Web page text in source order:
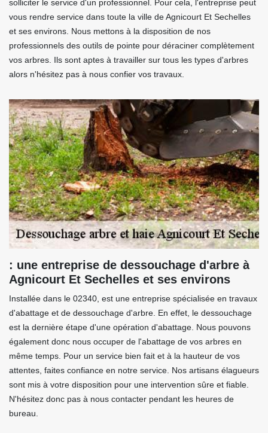
solliciter le service d'un professionnel. Pour cela, l'entreprise peut
vous rendre service dans toute la ville de Agnicourt Et Sechelles
et ses environs. Nous mettons à la disposition de nos
professionnels des outils de pointe pour déraciner complètement
vos arbres. Ils sont aptes à travailler sur tous les types d'arbres
alors n'hésitez pas à nous confier vos travaux.
: une entreprise de dessouchage d'arbre à
Agnicourt Et Sechelles et ses environs
Installée dans le 02340, est une entreprise spécialisée en travaux
d'abattage et de dessouchage d'arbre. En effet, le dessouchage
est la dernière étape d'une opération d'abattage. Nous pouvons
également donc nous occuper de l'abattage de vos arbres en
même temps. Pour un service bien fait et à la hauteur de vos
attentes, faites confiance en notre service. Nos artisans élagueurs
sont mis à votre disposition pour une intervention sûre et fiable.
N'hésitez donc pas à nous contacter pendant les heures de
bureau.